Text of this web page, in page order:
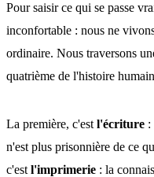
Pour saisir ce qui se passe
inconfortable : nous ne
ordinaire. Nous traversons
quatrième de l'histoire
La première, c'est l'écriture :
n'est plus prisonnière de ce
c'est l'imprimerie : la